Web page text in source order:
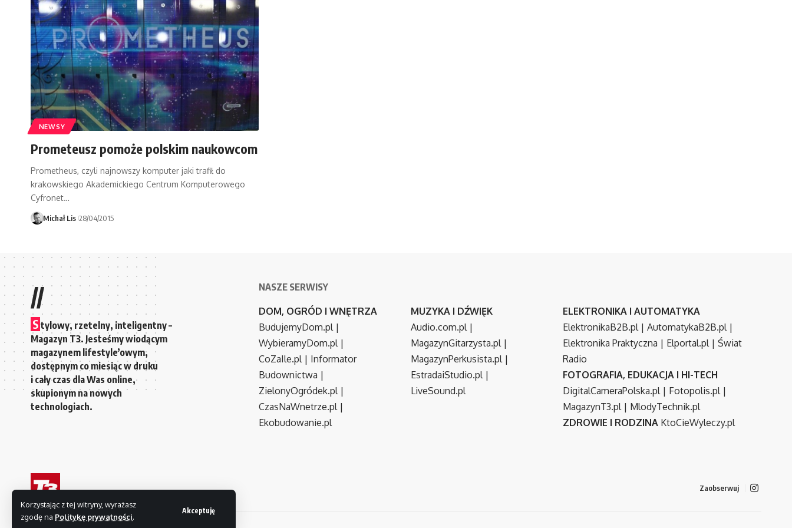
Korzystając z tej witryny, wyrażasz
zgodę na Politykę prywatności.
Akceptuję
NEWSY
Prometeusz pomoże polskim naukowcom
Prometheus, czyli najnowszy komputer jaki trafił do
krakowskiego Akademickiego Centrum Komputerowego
Cyfronet…
Michał Lis 28/04/2015
//
S tylowy, rzetelny, inteligentny –
Magazyn T3. Jesteśmy wiodącym
magazynem lifestyle’owym,
dostępnym co miesiąc w druku
i cały czas dla Was online,
skupionym na nowych
technologiach.
NASZE SERWISY
DOM, OGRÓD I WNĘTRZA
BudujemyDom.pl|
WybieramyDom.pl|
CoZaIle.pl| Informator
Budownictwa |
ZielonyOgródek.pl|
CzasNaWnetrze.pl|
Ekobudowanie.pl
MUZYKA I DŹWIĘK
Audio.com.pl|
MagazynGitarzysta.pl|
MagazynPerkusista.pl|
EstradaiStudio.pl|
LiveSound.pl
ELEKTRONIKA I AUTOMATYKA
ElektronikaB2B.pl| AutomatykaB2B.pl|
Elektronika Praktyczna | Elportal.pl| Świat
Radio
FOTOGRAFIA, EDUKACJA I HI-TECH
DigitalCameraPolska.pl| Fotopolis.pl|
MagazynT3.pl| MlodyTechnik.pl
ZDROWIE I RODZINA KtoCieWyleczy.pl
Zaobserwuj